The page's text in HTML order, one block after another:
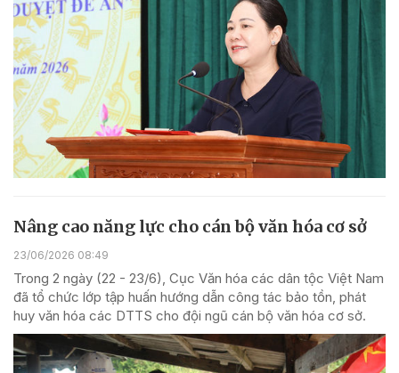
Nâng cao năng lực cho cán bộ văn hóa cơ sở
23/06/2026 08:49
Trong 2 ngày (22 - 23/6), Cục Văn hóa các dân tộc Việt Nam
đã tổ chức lớp tập huấn hướng dẫn công tác bảo tồn, phát
huy văn hóa các DTTS cho đội ngũ cán bộ văn hóa cơ sở.